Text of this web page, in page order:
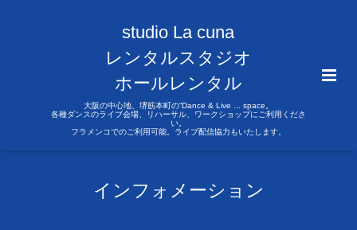
studio La cuna
レンタルスタジオ
ホールレンタル
大阪の中心地、堺筋本町の“Dance & Live ... space。
各種ダンスのライブ会場、リハーサル、ワークショップにご利用くださ
い。
フラメンコでのご利用可能。ライブ配信協力もいたします。
インフォメーション